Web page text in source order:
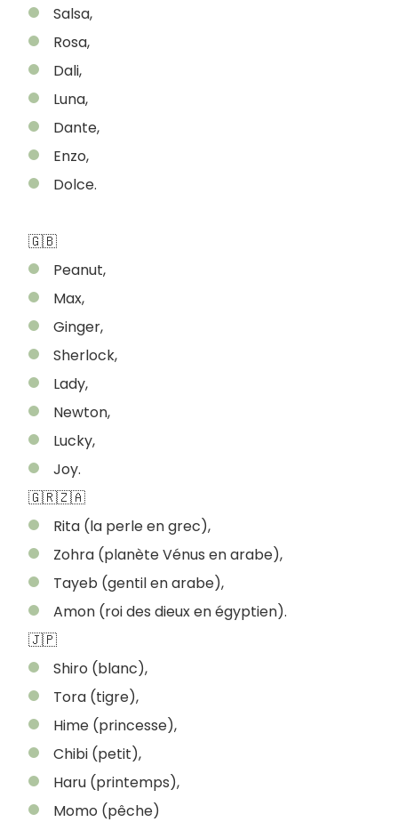
Salsa,
Rosa,
Dali,
Luna,
Dante,
Enzo,
Dolce.
🇬🇧
Peanut,
Max,
Ginger,
Sherlock,
Lady,
Newton,
Lucky,
Joy.
🇬🇷🇿🇦
Rita (la perle en grec),
Zohra (planète Vénus en arabe),
Tayeb (gentil en arabe),
Amon (roi des dieux en égyptien).
🇯🇵
Shiro (blanc),
Tora (tigre),
Hime (princesse),
Chibi (petit),
Haru (printemps),
Momo (pêche)